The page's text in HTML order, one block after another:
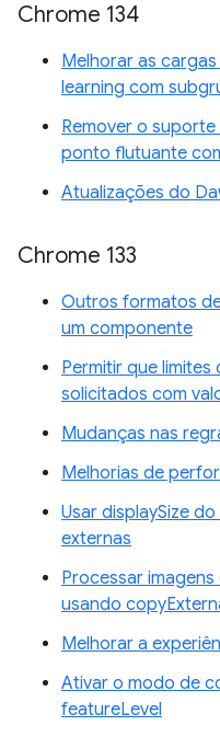
Chrome 134
Melhorar as
learning com
Remover o
ponto flutuante
Atualizações do
Chrome 133
Outros formatos
um componente
Permitir que
solicitados com
Mudanças nas
Melhorias de
Usar displaySize
externas
Processar
usando
Melhorar a
Ativar o modo de
featureLevel